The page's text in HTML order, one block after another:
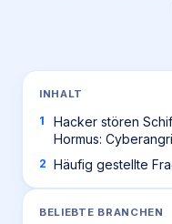
INHALT
Hacker stören
Hormus:
Häufig gestellte
BELIEBTE BRANCHEN